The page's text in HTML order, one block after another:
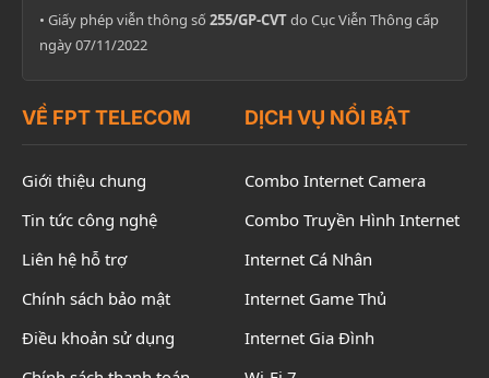
• Giấy phép viễn thông số 255/GP-CVTdo Cục Viễn Thông cấp
ngày 07/11/2022
VỀ FPT TELECOM
Giới thiệu chung
Tin tức công nghệ
Liên hệ hỗ trợ
Chính sách bảo mật
Điều khoản sử dụng
DỊCH VỤ NỔI BẬT
Combo Internet Camera
Combo Truyền Hình Internet
Internet Cá Nhân
Internet Game Thủ
Internet Gia Đình